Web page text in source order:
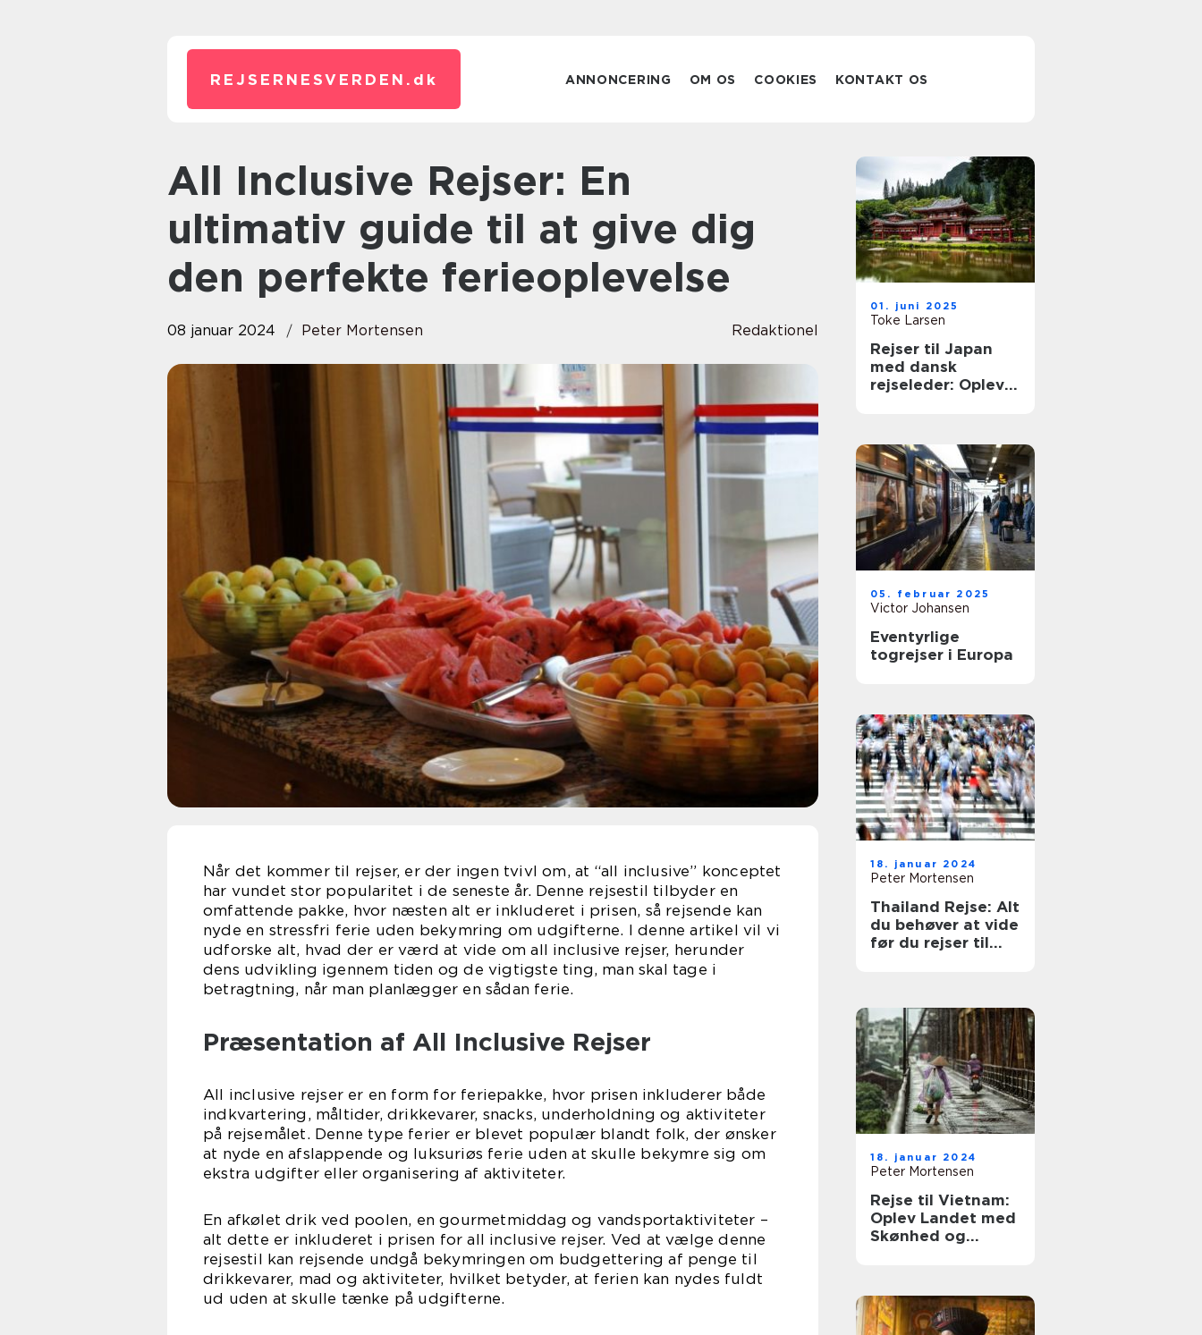
REJSERNESVERDEN. dk ANNONCERING OM OS COOKIES KONTAKT OS
All Inclusive Rejser: En
ultimativ guide til at give dig
den perfekte ferieoplevelse
08 januar 2024 Peter Mortensen Redaktionel
Når det kommer til rejser, er der ingen tvivl om, at “all inclusive” konceptet
har vundet stor popularitet i de seneste år. Denne rejsestil tilbyder en
omfattende pakke, hvor næsten alt er inkluderet i prisen, så rejsende kan
nyde en stressfri ferie uden bekymring om udgifterne. I denne artikel vil vi
udforske alt, hvad der er værd at vide om all inclusive rejser, herunder
dens udvikling igennem tiden og de vigtigste ting, man skal tage i
betragtning, når man planlægger en sådan ferie.
Præsentation af All Inclusive Rejser
All inclusive rejser er en form for feriepakke, hvor prisen inkluderer både
indkvartering, måltider, drikkevarer, snacks, underholdning og aktiviteter
på rejsemålet. Denne type ferier er blevet populær blandt folk, der ønsker
at nyde en afslappende og luksuriøs ferie uden at skulle bekymre sig om
ekstra udgifter eller organisering af aktiviteter.
En afkølet drik ved poolen, en gourmetmiddag og vandsportaktiviteter –
alt dette er inkluderet i prisen for all inclusive rejser. Ved at vælge denne
rejsestil kan rejsende undgå bekymringen om budgettering af penge til
drikkevarer, mad og aktiviteter, hvilket betyder, at ferien kan nydes fuldt
ud uden at skulle tænke på udgifterne.
01. juni 2025
Toke Larsen
Rejser til Japan
med dansk
rejseleder: Oplev
05. februar 2025
Victor Johansen
Eventyrlige
togrejser i Europa
18. januar 2024
Peter Mortensen
Thailand Rejse: Alt
du behøver at vide
før du rejser til
18. januar 2024
Peter Mortensen
Rejse til Vietnam:
Oplev Landet med
Skønhed og